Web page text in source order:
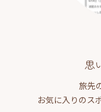
思
旅先
お気に入りのス